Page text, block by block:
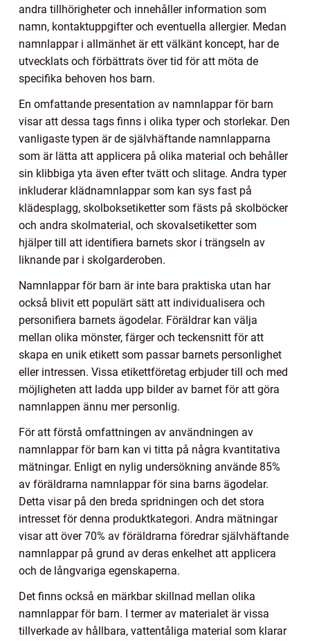
andra tillhörigheter och innehåller information som
namn, kontaktuppgifter och eventuella allergier. Medan
namnlappar i allmänhet är ett välkänt koncept, har de
utvecklats och förbättrats över tid för att möta de
specifika behoven hos barn.
En omfattande presentation av namnlappar för barn
visar att dessa tags finns i olika typer och storlekar. Den
vanligaste typen är de självhäftande namnlapparna
som är lätta att applicera på olika material och behåller
sin klibbiga yta även efter tvätt och slitage. Andra typer
inkluderar klädnamnlappar som kan sys fast på
klädesplagg, skolboksetiketter som fästs på skolböcker
och andra skolmaterial, och skovalsetiketter som
hjälper till att identifiera barnets skor i trängseln av
liknande par i skolgarderoben.
Namnlappar för barn är inte bara praktiska utan har
också blivit ett populärt sätt att individualisera och
personifiera barnets ägodelar. Föräldrar kan välja
mellan olika mönster, färger och teckensnitt för att
skapa en unik etikett som passar barnets personlighet
eller intressen. Vissa etikettföretag erbjuder till och med
möjligheten att ladda upp bilder av barnet för att göra
namnlappen ännu mer personlig.
För att förstå omfattningen av användningen av
namnlappar för barn kan vi titta på några kvantitativa
mätningar. Enligt en nylig undersökning använde 85%
av föräldrarna namnlappar för sina barns ägodelar.
Detta visar på den breda spridningen och det stora
intresset för denna produktkategori. Andra mätningar
visar att över 70% av föräldrarna föredrar självhäftande
namnlappar på grund av deras enkelhet att applicera
och de långvariga egenskaperna.
Det finns också en märkbar skillnad mellan olika
namnlappar för barn. I termer av materialet är vissa
tillverkade av hållbara, vattentåliga material som klarar